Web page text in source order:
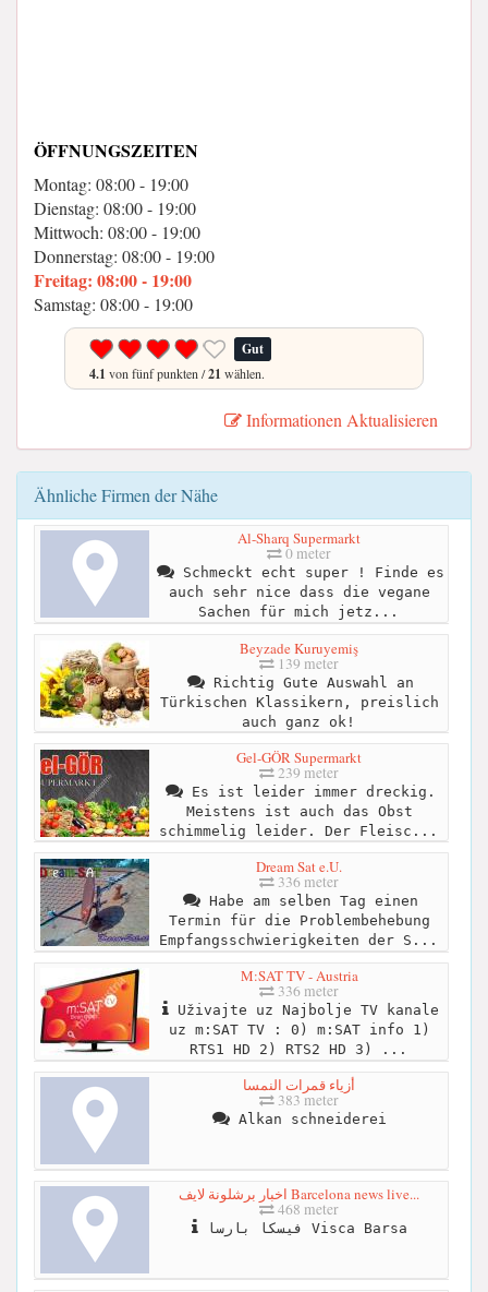
ÖFFNUNGSZEITEN
Montag: 08:00 - 19:00
Dienstag: 08:00 - 19:00
Mittwoch: 08:00 - 19:00
Donnerstag: 08:00 - 19:00
Freitag: 08:00 - 19:00
Samstag: 08:00 - 19:00
Gut
4.1 von fünf punkten /21 wählen.
Informationen Aktualisieren
Ähnliche Firmen der Nähe
Al-Sharq Supermarkt
0 meter
Schmeckt echt super ! Finde es
auch sehr nice dass die vegane
Sachen für mich jetz...
Beyzade Kuruyemiş
139 meter
Richtig Gute Auswahl an
Türkischen Klassikern, preislich
auch ganz ok!
Gel-GÖR Supermarkt
239 meter
Es ist leider immer dreckig.
Meistens ist auch das Obst
schimmelig leider. Der Fleisc...
Dream Sat e.U.
336 meter
Habe am selben Tag einen
Termin für die Problembehebung
Empfangsschwierigkeiten der S...
M:SAT TV - Austria
336 meter
Uživajte uz Najbolje TV kanale
uz m:SAT TV : 0) m:SAT info 1)
RTS1 HD 2) RTS2 HD 3) ...
أزياء قمرات النمسا
383 meter
Alkan schneiderei
اخبار برشلونة لايف Barcelona news live...
468 meter
فيسكا بارسا Visca Barsa